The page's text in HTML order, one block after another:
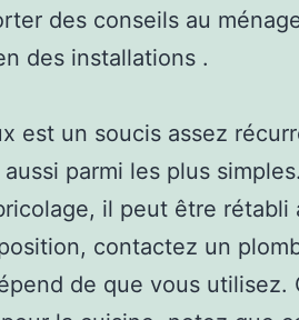
des conseils au
des installations .
est un soucis assez
parmi les plus
il peut être rétabli
contactez un
de que vous utilisez.